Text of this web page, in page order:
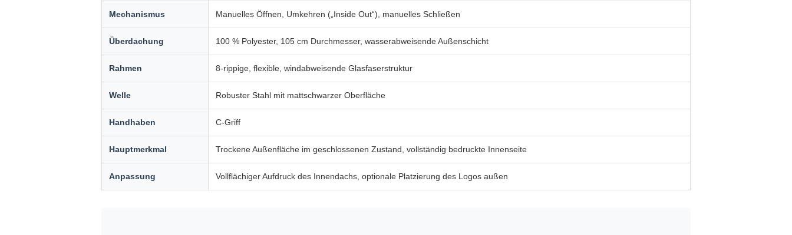
Mechanismus Manuelles Öffnen, Umkehren („Inside Out“), manuelles Schließen
Überdachung 100 % Polyester, 105 cm Durchmesser, wasserabweisende Außenschicht
Rahmen 8-rippige, flexible, windabweisende Glasfaserstruktur
Welle Robuster Stahl mit mattschwarzer Oberfläche
Handhaben C-Griff
Hauptmerkmal Trockene Außenfläche im geschlossenen Zustand, vollständig bedruckte Innenseite
Anpassung Vollflächiger Aufdruck des Innendachs, optionale Platzierung des Logos außen